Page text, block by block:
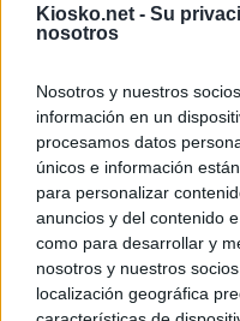
Kiosko.net - Su
nosotros
Nosotros y nuestros
información en un
procesamos datos
únicos e información
para personalizar
anuncios y del contenido
como para desarrollar y
nosotros y nuestros
localización geográfica